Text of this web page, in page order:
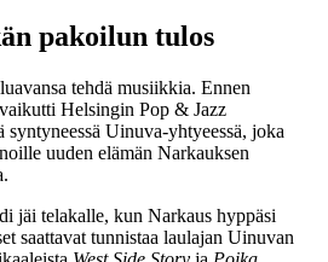
pakoilun tulos
tehdä musiikkia. Ennen
Helsingin Pop & Jazz
Uinuva-yhtyeessä, joka
uuden elämän Narkauksen
jäi telakalle, kun Narkaus hyppäsi
saattavat tunnistaa laulajan Uinuvan